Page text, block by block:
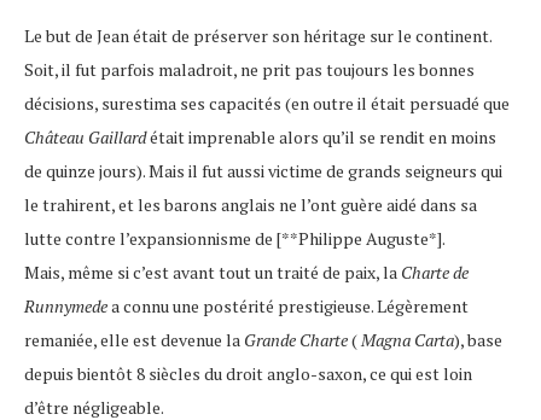
Le but de Jean était de préserver son héritage sur le continent.
Soit, il fut parfois maladroit, ne prit pas toujours les bonnes
décisions, surestima ses capacités (en outre il était persuadé que
Château Gaillardétait imprenable alors qu’il se rendit en moins
de quinze jours). Mais il fut aussi victime de grands seigneurs qui
le trahirent, et les barons anglais ne l’ont guère aidé dans sa
lutte contre l’expansionnisme de [**Philippe Auguste*].
Mais, même si c’est avant tout un traité de paix, la Charte de
Runnymedea connu une postérité prestigieuse. Légèrement
remaniée, elle est devenue la Grande Charte(Magna Carta), base
depuis bientôt 8 siècles du droit anglo-saxon, ce qui est loin
d’être négligeable.